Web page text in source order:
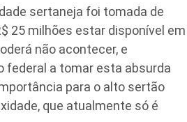
sertaneja foi tomada de
25 milhões estar disponível em
não acontecer, e
federal a tomar esta absurda
para o alto sertão
que atualmente só é